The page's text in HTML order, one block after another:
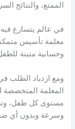
الممتع، والنتائج
في عالم يتسارع فيه
معلمة تأسيس
وحسابية متينة
ومع ازدياد الطلب
المعلمة المتخصصة
مستوى كل طفل،
وسرعة وبدون أي